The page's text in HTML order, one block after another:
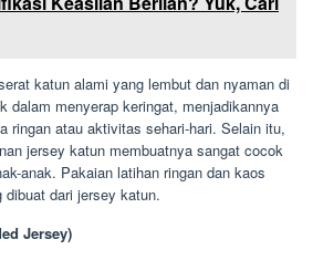
katun alami yang lembut dan nyaman di
dalam menyerap keringat, menjadikannya
ringan atau aktivitas sehari-hari. Selain itu,
jersey katun membuatnya sangat cocok
anak. Pakaian latihan ringan dan kaos
dibuat dari jersey katun.
Jersey)